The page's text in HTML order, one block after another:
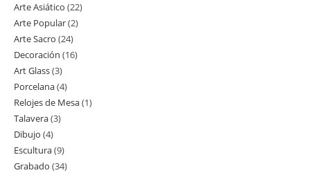
Arte Asiático 2222
Arte Popular 22
Arte Sacro 2424
productos
Decoración 1616
Art Glass 33
productos
Porcelana 44
productos
Relojes de Mesa 11
Talavera 33
Dibujo 44
productos
Escultura 99
productos
Grabado 3434